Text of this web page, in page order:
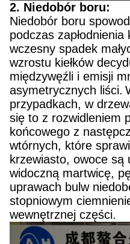
2. Niedobór boru:
Niedobór boru
podczas zapłodnienia
wczesny spadek
wzrostu kiełków
międzywęźli i emisji
asymetrycznych liści.
przypadkach, w
się to z rozwidleniem
końcowego z
wtórnych, które
krzewiasto, owoce są
widoczną martwicę,
uprawach bulw
stopniowym
wewnętrznej części.